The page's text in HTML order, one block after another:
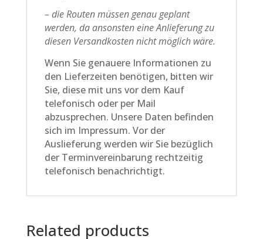
– die Routen müssen genau geplant
werden, da ansonsten eine Anlieferung zu
diesen Versandkosten nicht möglich wäre.
Wenn Sie genauere Informationen zu
den Lieferzeiten benötigen, bitten wir
Sie, diese mit uns vor dem Kauf
telefonisch oder per Mail
abzusprechen. Unsere Daten befinden
sich im Impressum. Vor der
Auslieferung werden wir Sie bezüglich
der Terminvereinbarung rechtzeitig
telefonisch benachrichtigt.
Related products